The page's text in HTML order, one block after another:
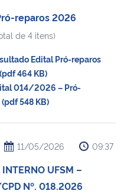
reparos 2026
de 4 itens)
Edital Pró-reparos
464 KB)
014/2026 – Pró-
548 KB)
11/05/2026 09:37
UFSM –
Nº. 018.2026